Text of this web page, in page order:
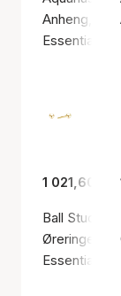
Anheng,
Essentials by
1 021,60 kr
Ball Stud
Øreringer,
Essentials by